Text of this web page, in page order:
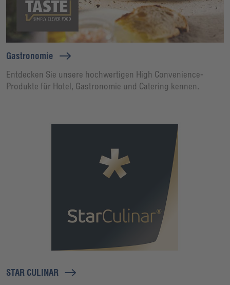
Gastronomie
Entdecken Sie unsere hochwertigen High Convenience-
Produkte für Hotel, Gastronomie und Catering kennen.
STAR CULINAR